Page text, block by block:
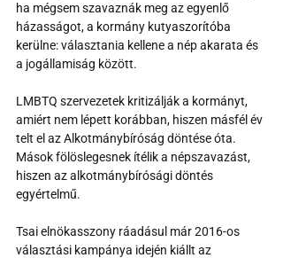
ha mégsem szavaznák meg az egyenlő
házasságot, a kormány kutyaszorítóba
kerülne: választania kellene a nép akarata és
a jogállamiság között.
LMBTQ szervezetek kritizálják a kormányt,
amiért nem lépett korábban, hiszen másfél év
telt el az Alkotmánybíróság döntése óta.
Mások fölöslegesnek ítélik a népszavazást,
hiszen az alkotmánybírósági döntés
egyértelmű.
Tsai elnökasszony ráadásul már 2016-os
választási kampánya idején kiállt az